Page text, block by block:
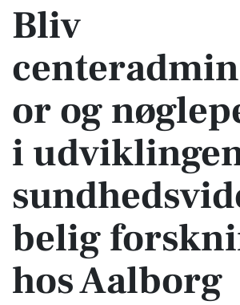
Bliv
or og
i
belig
hos Aalborg